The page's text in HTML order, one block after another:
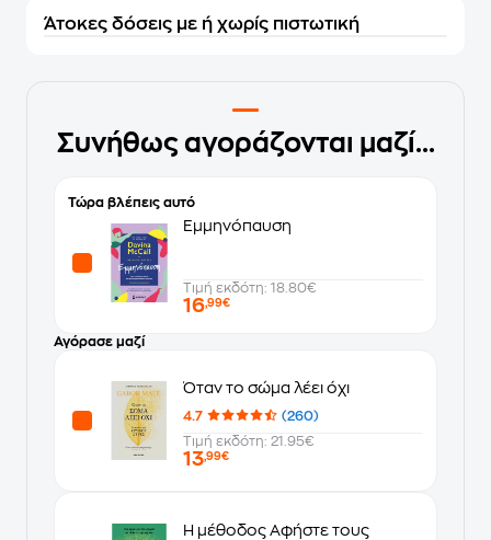
Άτοκες δόσεις με ή χωρίς πιστωτική
Συνήθως αγοράζονται μαζί...
Τώρα βλέπεις αυτό
Εμμηνόπαυση
Τιμή εκδότη: 18.80€
16,99€
Αγόρασε μαζί
Όταν το σώμα λέει όχι
4.7
(260)
Τιμή εκδότη: 21.95€
13,99€
Η μέθοδος Αφήστε τους